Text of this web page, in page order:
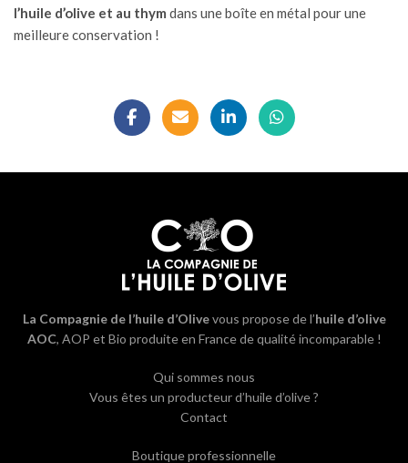
l’huile d’olive et au thym dans une boîte en métal pour une
meilleure conservation !
La Compagnie de l’huile d’Olivevous propose de l’huile d’olive
AOC, AOP et Bio produite en France de qualité incomparable !
Qui sommes nous
Vous êtes un producteur d’huile d’olive ?
Contact
Boutique professionnelle